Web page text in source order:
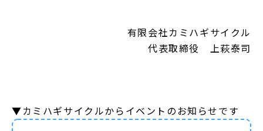
有限会社カミハギサイクル
代表取締役 上萩泰司
▼カミハギサイクルからイベントのお知らせです